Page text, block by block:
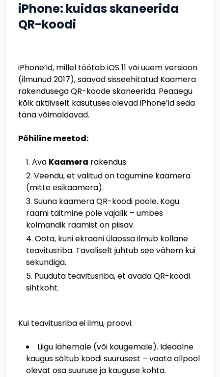
iPhone: kuidas skaneerida
QR-koodi
iPhone’id, millel töötab iOS 11 või uuem versioon
(ilmunud 2017), saavad sisseehitatud Kaamera
rakendusega QR-koode skaneerida. Peaaegu
kõik aktiivselt kasutuses olevad iPhone’id seda
täna võimaldavad.
Põhiline meetod:
Ava Kaamera rakendus.
Veendu, et valitud on tagumine kaamera
(mitte esikaamera).
Suuna kaamera QR-koodi poole. Kogu
raami täitmine pole vajalik – umbes
kolmandik raamist on piisav.
Oota, kuni ekraani ülaossa ilmub kollane
teavitusriba. Tavaliselt juhtub see vähem kui
sekundiga.
Puuduta teavitusriba, et avada QR-koodi
sihtkoht.
Kui teavitusriba ei ilmu, proovi:
Liigu lähemale (või kaugemale). Ideaalne
kaugus sõltub koodi suurusest – vaata allpool
olevat osa suuruse ja kauguse kohta.